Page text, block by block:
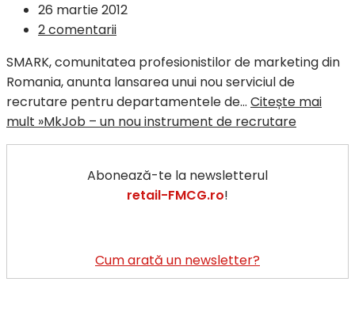
26 martie 2012
2 comentarii
SMARK, comunitatea profesionistilor de marketing din
Romania, anunta lansarea unui nou serviciul de
recrutare pentru departamentele de… Citește mai
mult »MkJob – un nou instrument de recrutare
Abonează-te la newsletterul
retail-FMCG.ro!
Cum arată un newsletter?